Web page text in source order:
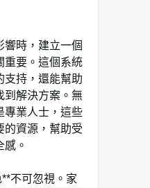
響時，建立一個
重要。這個系統
支持，還能幫助
到解決方案。無
專業人士，這些
的資源，幫助受
。
不可忽視。家